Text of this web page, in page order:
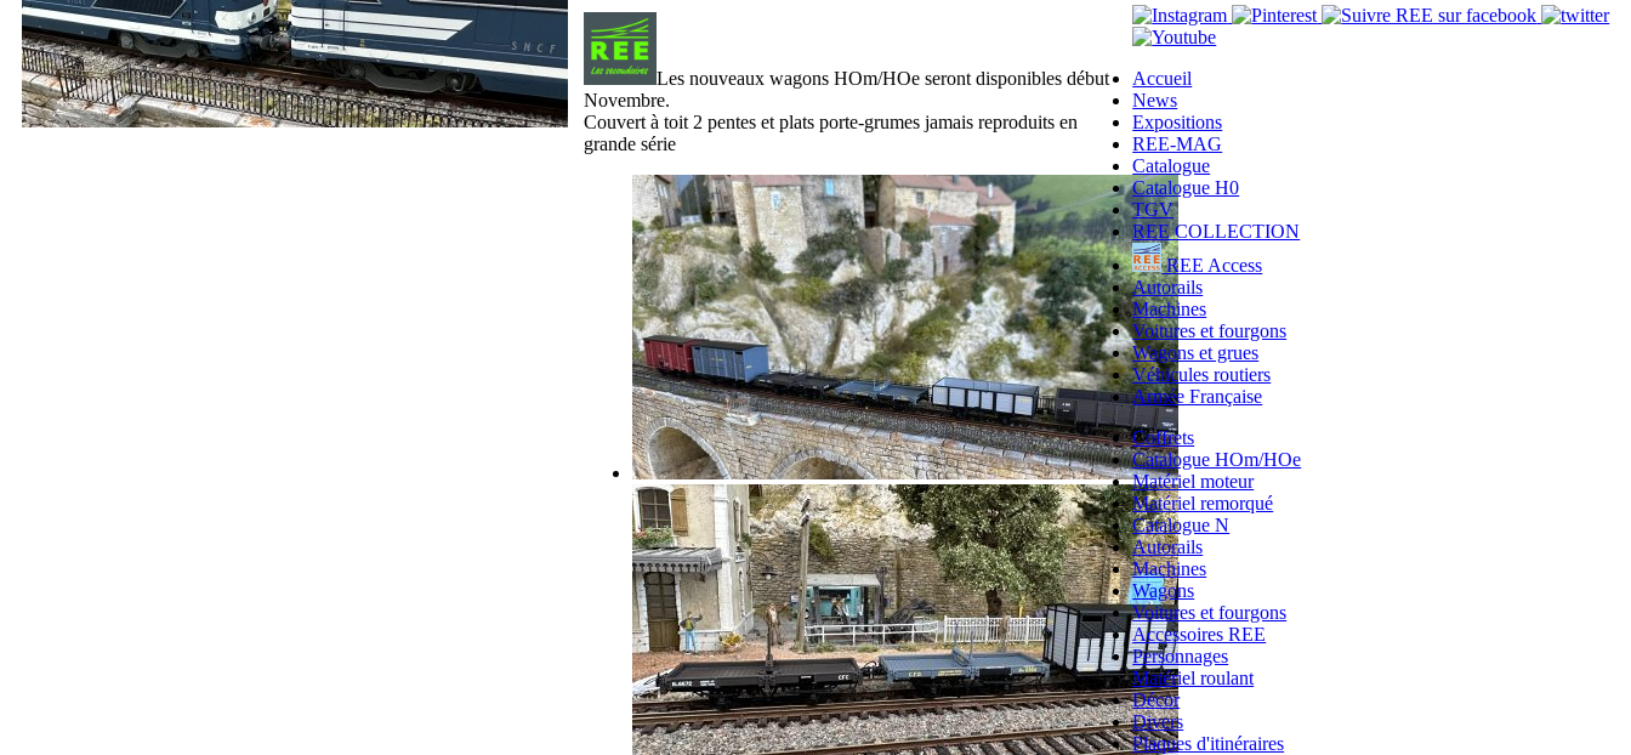
Les nouveaux wagons HOm/HOe seront disponibles début
Novembre.
Couvert à toit 2 pentes et plats porte-grumes jamais reproduits en
grande série
Accueil
News
Expositions
REE-MAG
Catalogue
Catalogue H0
TGV
REE COLLECTION
REE Access
Autorails
Machines
Voitures et fourgons
Wagons et grues
Véhicules routiers
Armée Française
Coffrets
Catalogue HOm/HOe
Matériel moteur
Matériel remorqué
Catalogue N
Autorails
Machines
Wagons
Voitures et fourgons
Accessoires REE
Personnages
Matériel roulant
Décor
Divers
Plaques d'itinéraires